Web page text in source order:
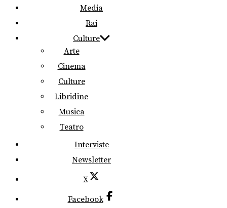
Media
Rai
Culture
Arte
Cinema
Culture
Libridine
Musica
Teatro
Interviste
Newsletter
X
Facebook